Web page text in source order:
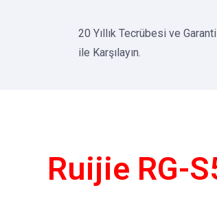
20 Yıllık Tecrübesi ve
ile Karşılayın.
Ruijie RG-